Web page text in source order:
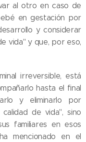
al otro en caso de
en gestación por
y considerar
vida" y que, por eso,
irreversible, está
hasta el final
y eliminarlo por
de vida", sino
familiares en esos
mencionado en el